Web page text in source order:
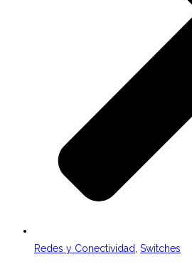
Redes y Conectividad, Switches